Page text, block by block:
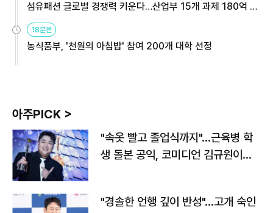
섬유패션 글로벌 경쟁력 키운다…산업부 15개 과제 180억 지
원
18분전
농식품부, '천원의 아침밥' 참여 200개 대학 선정
아주PICK >
"속옷 빨고 졸업식까지"…근육병 학
생 돌본 공익, 코미디언 김규원이었
"경솔한 언행 깊이 반성"…고개 숙인